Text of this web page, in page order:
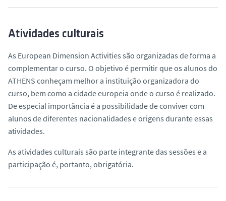
Atividades culturais
As European Dimension Activities são organizadas de forma a
complementar o curso. O objetivo é permitir que os alunos do
ATHENS conheçam melhor a instituição organizadora do
curso, bem como a cidade europeia onde o curso é realizado.
De especial importância é a possibilidade de conviver com
alunos de diferentes nacionalidades e origens durante essas
atividades.
As atividades culturais são parte integrante das sessões e a
participação é, portanto, obrigatória.